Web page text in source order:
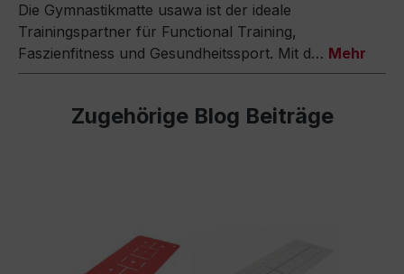
Die Gymnastikmatte usawa ist der ideale
Trainingspartner für Functional Training,
Faszienfitness und Gesundheitssport. Mit d… Mehr
Zugehörige Blog Beiträge